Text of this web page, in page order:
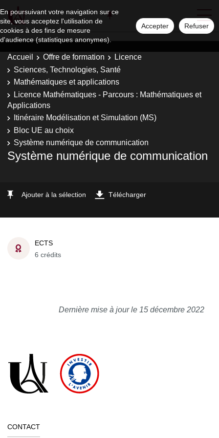
En poursuivant votre navigation sur ce
site, vous acceptez l'utilisation de
cookies à des fins de mesure
d'audience (statistiques anonymes).
Accepter Refuser
Accueil Offre de formation
Licence
Sciences, Technologies, Santé
Mathématiques et applications
Licence Mathématiques - Parcours : Mathématiques et
Applications
Itinéraire Modélisation et Simulation (MS)
Bloc UE au choix
Système numérique de communication
Système numérique de communication
Ajouter à la sélection Télécharger
ECTS
6 crédits
Dernière mise à jour le 15 décembre 2022
CONTACT